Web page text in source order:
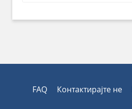
FAQ Контактирајте не